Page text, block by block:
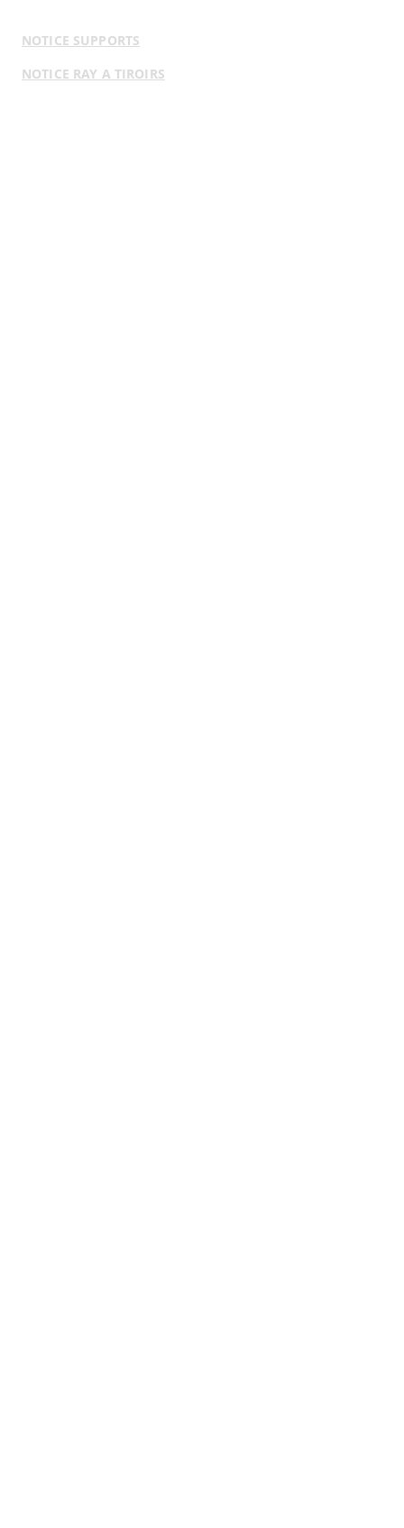
NOTICE SUPPORTS
NOTICE RAY A TIROIRS